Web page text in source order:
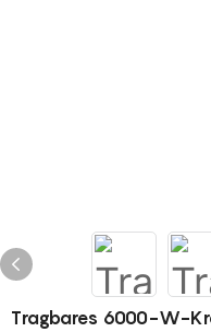
Tragbares 6000-W-